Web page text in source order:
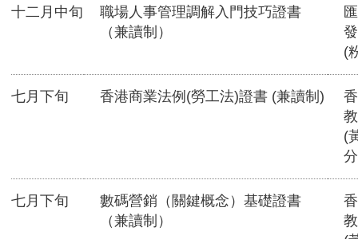
十二月中旬
職場人事管理調解入門技巧證書
（兼讀制）
(
七月下旬 香港商業法例(勞工法)證書 (兼讀制)
(
七月下旬
數碼營銷（關鍵概念）基礎證書
（兼讀制）